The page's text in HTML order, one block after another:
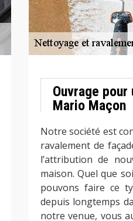
Ouvrage
Mario Maçon
Notre société est
ravalement de
l’attribution de
maison. Quel que
pouvons faire ce
depuis longtemps
notre venue, vous